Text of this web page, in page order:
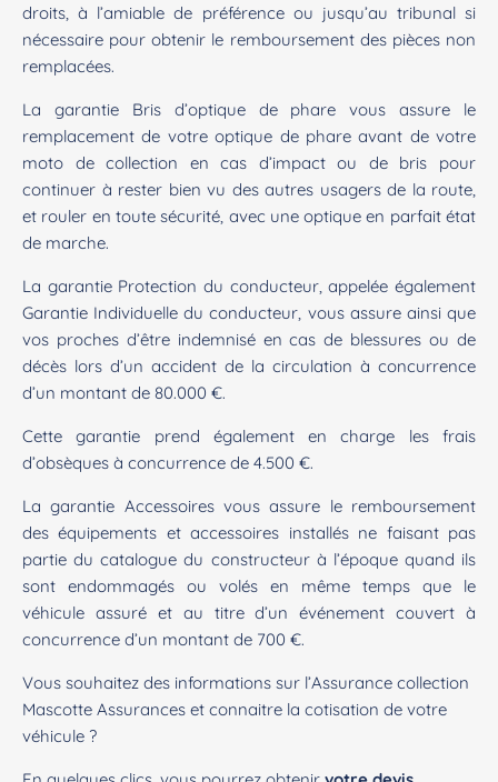
droits, à l’amiable de préférence ou jusqu’au tribunal si
nécessaire pour obtenir le remboursement des pièces non
remplacées.
La garantie Bris d’optique de phare vous assure le
remplacement de votre optique de phare avant de votre
moto de collection en cas d’impact ou de bris pour
continuer à rester bien vu des autres usagers de la route,
et rouler en toute sécurité, avec une optique en parfait état
de marche.
La garantie Protection du conducteur, appelée également
Garantie Individuelle du conducteur, vous assure ainsi que
vos proches d’être indemnisé en cas de blessures ou de
décès lors d’un accident de la circulation à concurrence
d’un montant de 80.000 €.
Cette garantie prend également en charge les frais
d’obsèques à concurrence de 4.500 €.
La garantie Accessoires vous assure le remboursement
des équipements et accessoires installés ne faisant pas
partie du catalogue du constructeur à l’époque quand ils
sont endommagés ou volés en même temps que le
véhicule assuré et au titre d’un événement couvert à
concurrence d’un montant de 700 €.
Vous souhaitez des informations sur l’Assurance collection
Mascotte Assurances et connaitre la cotisation de votre
véhicule ?